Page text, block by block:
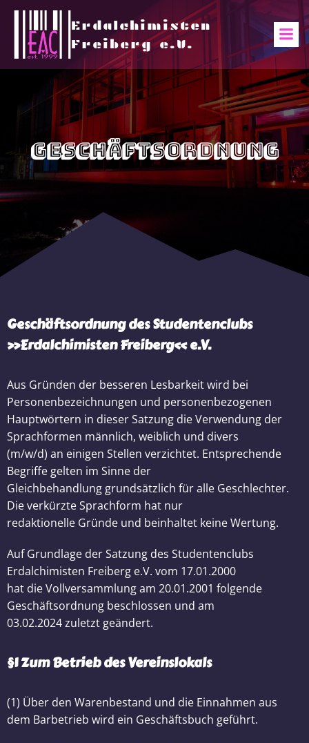
Erdalchimisten
Freiberg e.V.
Geschäftsordnung
Geschäftsordnung des Studentenclubs
»Erdalchimisten Freiberg« e.V.
Aus Gründen der besseren Lesbarkeit wird bei
Personenbezeichnungen und personenbezogenen
Hauptwörtern in dieser Satzung die Verwendung der
Sprachformen männlich, weiblich und divers
(m/w/d) an einigen Stellen verzichtet. Entsprechende
Begriffe gelten im Sinne der
Gleichbehandlung grundsätzlich für alle Geschlechter.
Die verkürzte Sprachform hat nur
redaktionelle Gründe und beinhaltet keine Wertung.
Auf Grundlage der Satzung des Studentenclubs
Erdalchimisten Freiberg e.V. vom 17.01.2000
hat die Vollversammlung am 20.01.2001 folgende
Geschäftsordnung beschlossen und am
03.02.2024 zuletzt geändert.
§1 Zum Betrieb des Vereinslokals
(1) Über den Warenbestand und die Einnahmen aus
dem Barbetrieb wird ein Geschäftsbuch geführt.